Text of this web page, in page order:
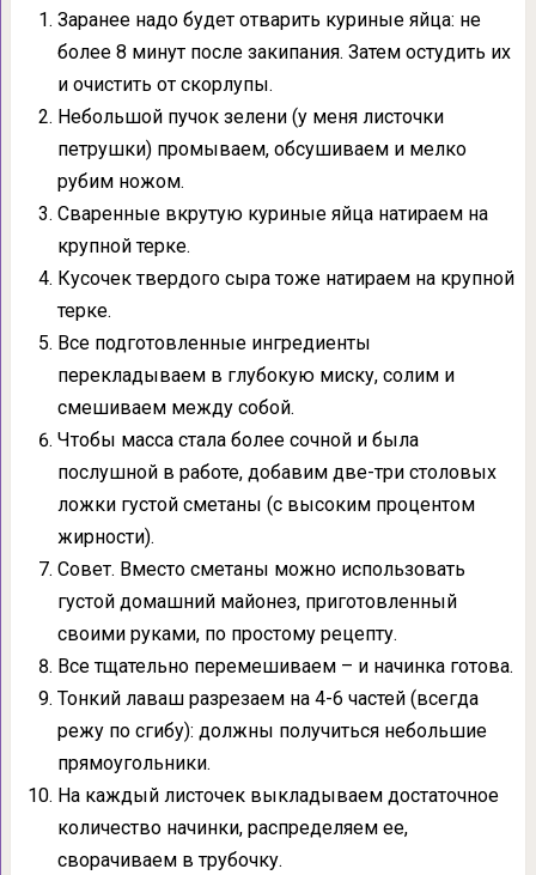
Заранее надо будет отварить куриные яйца: не
более 8 минут после закипания. Затем остудить их
и очистить от скорлупы.
Небольшой пучок зелени (у меня листочки
петрушки) промываем, обсушиваем и мелко
рубим ножом.
Сваренные вкрутую куриные яйца натираем на
крупной терке.
Кусочек твердого сыра тоже натираем на крупной
терке.
Все подготовленные ингредиенты
перекладываем в глубокую миску, солим и
смешиваем между собой.
Чтобы масса стала более сочной и была
послушной в работе, добавим две-три столовых
ложки густой сметаны (с высоким процентом
жирности).
Совет. Вместо сметаны можно использовать
густой домашний майонез, приготовленный
своими руками, по простому рецепту.
Все тщательно перемешиваем – и начинка готова.
Тонкий лаваш разрезаем на 4-6 частей (всегда
режу по сгибу): должны получиться небольшие
прямоугольники.
На каждый листочек выкладываем достаточное
количество начинки, распределяем ее,
сворачиваем в трубочку.